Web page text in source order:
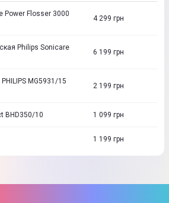
Power Flosser 3000
4 299 грн
Philips Sonicare
6 199 грн
MG5931/15
2 199 грн
BHD350/10 1 099 грн
1 199 грн